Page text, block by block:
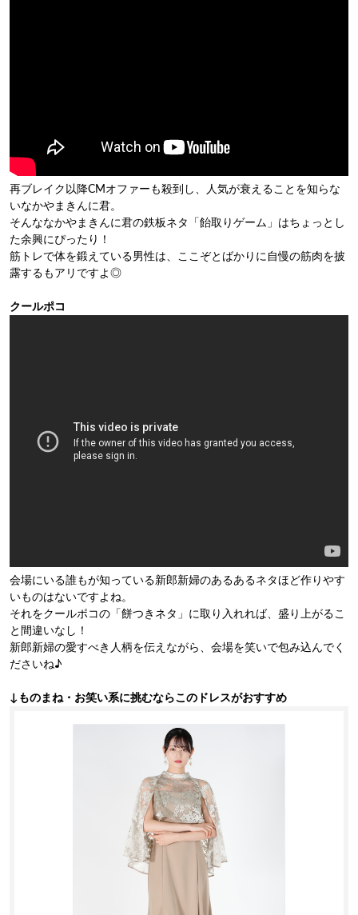
再ブレイク以降CMオファーも殺到し、人気が衰えることを知らな
いなかやまきんに君。
そんななかやまきんに君の鉄板ネタ「飴取りゲーム」はちょっとし
た余興にぴったり！
筋トレで体を鍛えている男性は、ここぞとばかりに自慢の筋肉を披
露するもアリですよ◎
クールポコ
会場にいる誰もが知っている新郎新婦のあるあるネタほど作りやす
いものはないですよね。
それをクールポコの「餅つきネタ」に取り入れれば、盛り上がるこ
と間違いなし！
新郎新婦の愛すべき人柄を伝えながら、会場を笑いで包み込んでく
ださいね♪
↓ものまね・お笑い系に挑むならこのドレスがおすすめ